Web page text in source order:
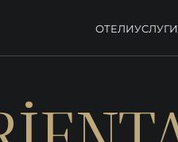
ОТЕЛИУСЛУГИ